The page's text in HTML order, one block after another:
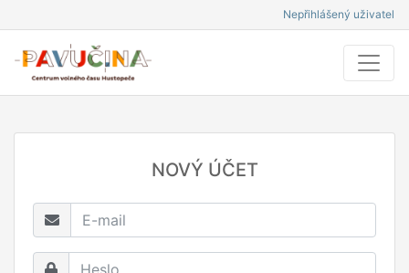
Nepřihlášený uživatel
NOVÝ ÚČET